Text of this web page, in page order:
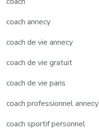
coach annecy
coach de vie annecy
coach de vie gratuit
coach de vie paris
coach professionnel annecy
coach sportif personnel